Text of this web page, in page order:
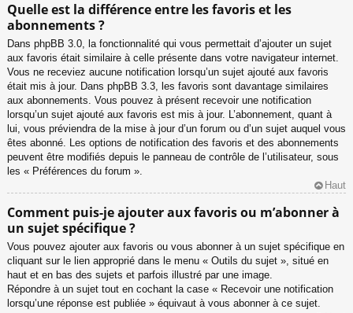
Quelle est la différence entre les favoris et les
abonnements ?
Dans phpBB 3.0, la fonctionnalité qui vous permettait d’ajouter un sujet
aux favoris était similaire à celle présente dans votre navigateur internet.
Vous ne receviez aucune notification lorsqu’un sujet ajouté aux favoris
était mis à jour. Dans phpBB 3.3, les favoris sont davantage similaires
aux abonnements. Vous pouvez à présent recevoir une notification
lorsqu’un sujet ajouté aux favoris est mis à jour. L’abonnement, quant à
lui, vous préviendra de la mise à jour d’un forum ou d’un sujet auquel vous
êtes abonné. Les options de notification des favoris et des abonnements
peuvent être modifiés depuis le panneau de contrôle de l’utilisateur, sous
les « Préférences du forum ».
Haut
Comment puis-je ajouter aux favoris ou m’abonner à
un sujet spécifique ?
Vous pouvez ajouter aux favoris ou vous abonner à un sujet spécifique en
cliquant sur le lien approprié dans le menu « Outils du sujet », situé en
haut et en bas des sujets et parfois illustré par une image.
Répondre à un sujet tout en cochant la case « Recevoir une notification
lorsqu’une réponse est publiée » équivaut à vous abonner à ce sujet.